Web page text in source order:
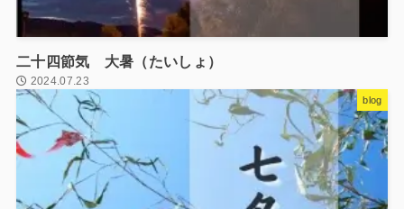
二十四節気 大暑（たいしょ）
2024.07.23
blog